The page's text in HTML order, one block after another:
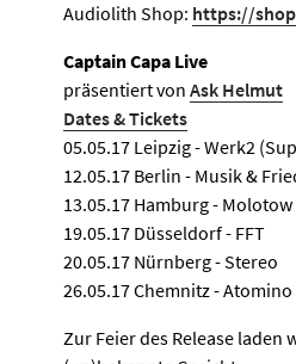
Audiolith Shop: https://
Captain Capa Live
präsentiert vonAsk Helmut
Dates & Tickets
05.05.17 Leipzig - Werk2
12.05.17 Berlin - Musik &
13.05.17 Hamburg -
19.05.17 Düsseldorf - FFT
20.05.17 Nürnberg - Stereo
26.05.17 Chemnitz - Atomino
Zur Feier des Release